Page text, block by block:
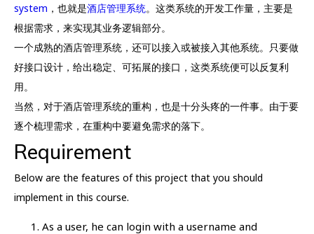
system ，也就是酒店管理系统。这类系统的开发工作量，主要是
根据需求，来实现其业务逻辑部分。
一个成熟的酒店管理系统，还可以接入或被接入其他系统。只要做
好接口设计，给出稳定、可拓展的接口，这类系统便可以反复利
用。
当然，对于酒店管理系统的重构，也是十分头疼的一件事。由于要
逐个梳理需求，在重构中要避免需求的落下。
Requirement
Below are the features of this project that you should
implement in this course.
As a user, he can login with a username and